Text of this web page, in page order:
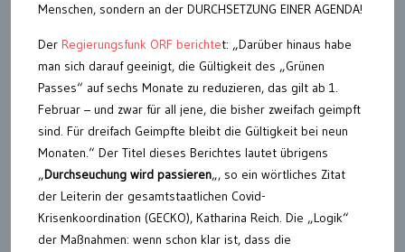
Menschen, sondern an der DURCHSETZUNG EINER AGENDA!
Der Regierungsfunk ORF berichtet: „Darüber hinaus habe
man sich darauf geeinigt, die Gültigkeit des „Grünen
Passes“ auf sechs Monate zu reduzieren, das gilt ab 1.
Februar – und zwar für all jene, die bisher zweifach geimpft
sind. Für dreifach Geimpfte bleibt die Gültigkeit bei neun
Monaten.“ Der Titel dieses Berichtes lautet übrigens
„Durchseuchung wird passieren„, so ein wörtliches Zitat
der Leiterin der gesamtstaatlichen Covid-
Krisenkoordination (GECKO), Katharina Reich. Die „Logik“
der Maßnahmen: wenn schon klar ist, dass die